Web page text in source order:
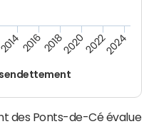
201420162018202020222024
des Ponts-de-Cé évalue